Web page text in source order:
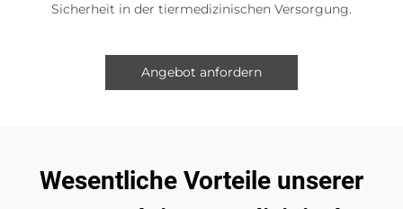
Sicherheit in der tiermedizinischen Versorgung.
Angebot anfordern
Wesentliche Vorteile unserer